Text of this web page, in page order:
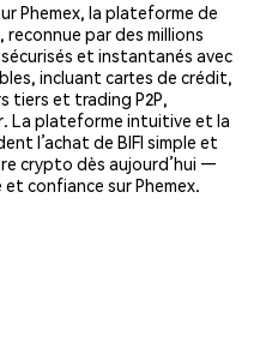
Phemex, la plateforme de
par des millions
et instantanés avec
incluant cartes de crédit,
tiers et trading P2P,
La plateforme intuitive et la
l’achat de BIFI simple et
crypto dès aujourd’hui —
confiance sur Phemex.